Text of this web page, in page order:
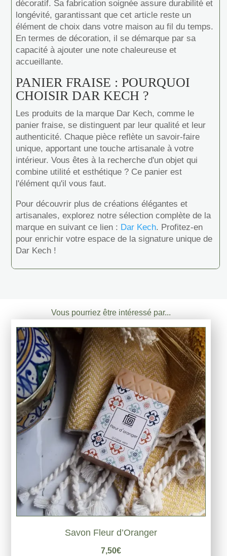
décoratif. Sa fabrication soignée assure durabilité et
longévité, garantissant que cet article reste un
élément de choix dans votre maison au fil du temps.
En termes de décoration, il se démarque par sa
capacité à ajouter une note chaleureuse et
accueillante.
PANIER FRAISE : POURQUOI
CHOISIR DAR KECH ?
Les produits de la marque Dar Kech, comme le
panier fraise, se distinguent par leur qualité et leur
authenticité. Chaque pièce reflète un savoir-faire
unique, apportant une touche artisanale à votre
intérieur. Vous êtes à la recherche d'un objet qui
combine utilité et esthétique ? Ce panier est
l'élément qu'il vous faut.
Pour découvrir plus de créations élégantes et
artisanales, explorez notre sélection complète de la
marque en suivant ce lien : Dar Kech. Profitez-en
pour enrichir votre espace de la signature unique de
Dar Kech !
Vous pourriez être intéressé par...
Savon Fleur d’Oranger
7,50€